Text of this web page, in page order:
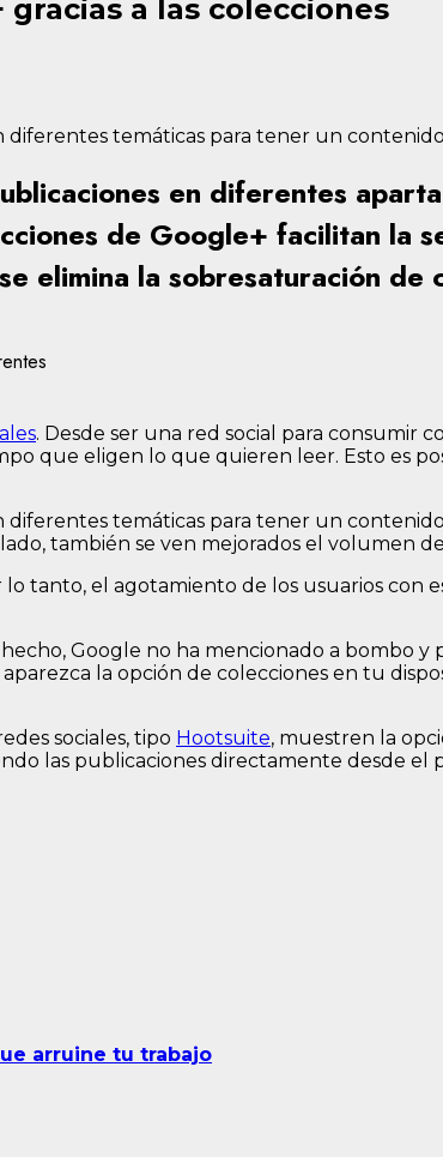
a las colecciones
temáticas para tener un
en diferentes
de Google+ facilitan la
elimina la sobresaturación de
. Desde ser una red social para consumir
que eligen lo que quieren leer. Esto es
temáticas para tener un
también se ven mejorados el volumen
tanto, el agotamiento de los usuarios
Google no ha mencionado a bombo
la opción de colecciones en tu
sociales, tipo Hootsuite, muestren la
las publicaciones directamente desde el
arruine tu trabajo